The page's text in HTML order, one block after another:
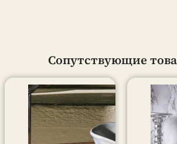
Сопутствующие